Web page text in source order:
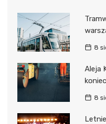
8
Aleja
8